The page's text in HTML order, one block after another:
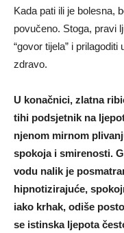
Kada pati ili je bolesna,
povučeno. Stoga, pravi
“govor tijela” i
zdravo.
U konačnici, zlatna
tihi podsjetnik na
njenom mirnom
spokoja i smirenosti.
vodu nalik je
hipnotizirajuće,
iako krhak, odiše
se istinska ljepota